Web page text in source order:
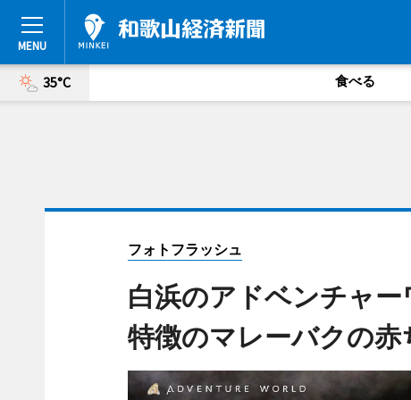
35°C 食べる
フォトフラッシュ
白浜のアドベンチャ
特徴のマレーバクの赤